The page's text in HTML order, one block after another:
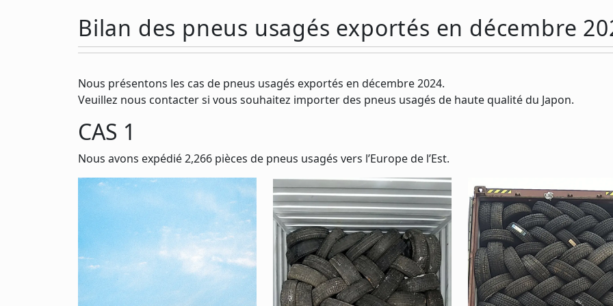
Bilan des pneus usagés exportés en décembre
Nous présentons les cas de pneus usagés exportés en décembre 2024.
Veuillez nous contacter si vous souhaitez importer des pneus usagés de haute qualité du Japon.
CAS 1
Nous avons expédié 2,266 pièces de pneus usagés vers l’Europe de l’Est.